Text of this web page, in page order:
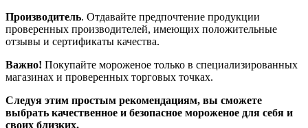
Производитель. Отдавайте предпочтение продукции
проверенных производителей, имеющих положительные
отзывы и сертификаты качества.
Важно! Покупайте мороженое только в специализированных
магазинах и проверенных торговых точках.
Следуя этим простым рекомендациям, вы сможете
выбрать качественное и безопасное мороженое для себя и
своих близких.